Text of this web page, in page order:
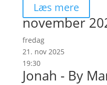
Læs mere
november
fredag
21. nov 2025
19:30
Jonah - By